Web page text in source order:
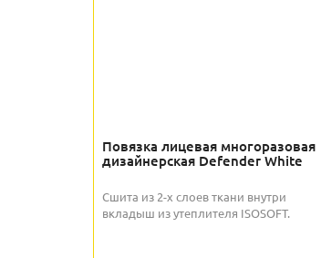
Повязка лицевая многоразовая
дизайнерская Defender White
Сшита из 2-х слоев ткани внутри
вкладыш из утеплителя ISOSOFT.